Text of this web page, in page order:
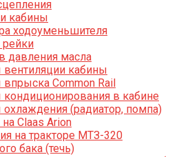
кабины
ходоуменьшителя
давления масла
кабины
Common Rail
в кабине
(радиатор, помпа)
Claas Arion
на тракторе МТЗ-320
бака (течь)